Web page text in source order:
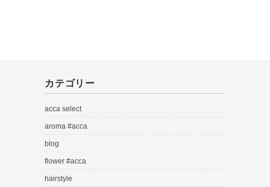
カテゴリー
acca select
aroma #acca
blog
flower #acca
hairstyle